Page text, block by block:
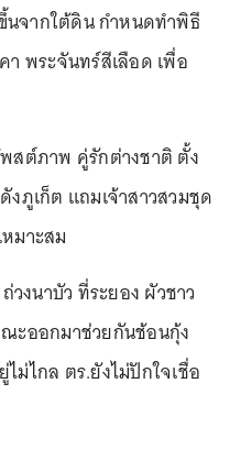
นจากใต้ดิน กำหนดทำพิธี
า พระจันทร์สีเลือด เพื่อ
พสต์ภาพ คู่รักต่างชาติ ตั้ง
งภูเก็ต แถมเจ้าสาวสวมชุด
มาะสม
งนาบัว ที่ระยอง ผัวชาว
ณะออกมาช่วยกันช้อนกุ้ง
ม่ไกล ตร.ยังไม่ปักใจเชื่อ